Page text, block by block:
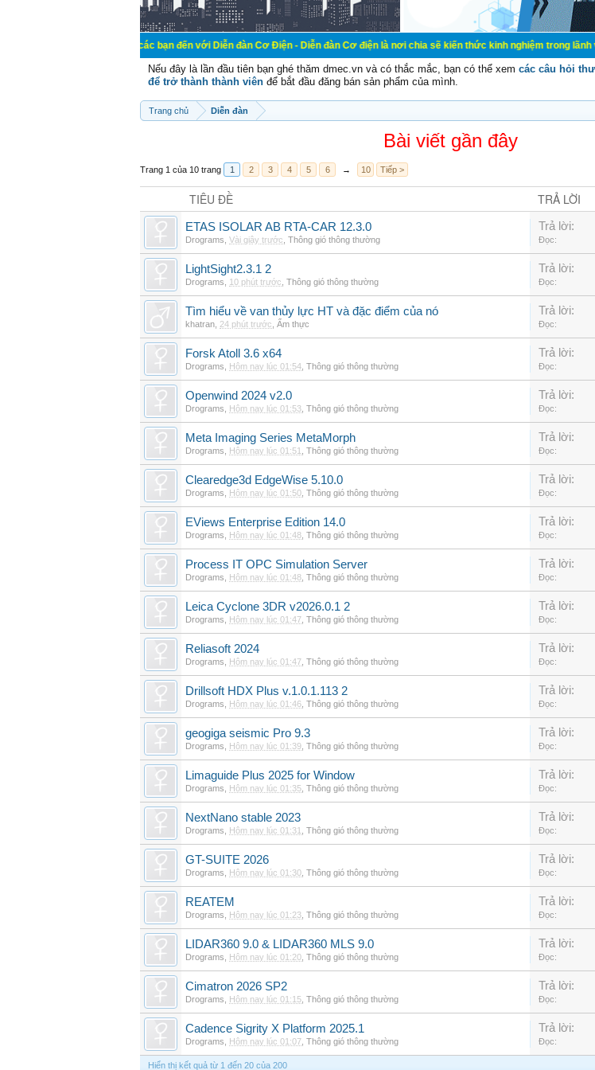
Chào mừng các bạn đến với Diễn đàn Cơ Điện - Diễn đàn Cơ điện là nơi chia sẽ kiến thức kinh nghiệm trong lãnh vực
Nếu đây là lần đầu tiên bạn ghé thăm dmec.vn và có thắc mắc, bạn có thể xem các câu hỏi
để trở thành thành viên để bắt đầu đăng bán sản phẩm của mình.
Trang chủ Diễn đàn
Bài viết gần đây
Trang 1 của 10 trang 1 2 3 4 5 6 → 10 Tiếp >
TIÊU ĐỀ TRẢ LỜI
ETAS ISOLAR AB RTA-CAR 12.3.0
Drograms Vài giây trước Thông gió thông thường
Trả lời:
Đọc:
LightSight2.3.1 2
Drograms 10 phút trước Thông gió thông thường
Trả lời:
Đọc:
Tìm hiểu về van thủy lực HT và đặc điểm của nó
khatran 24 phút trước Ẩm thực
Trả lời:
Đọc:
Forsk Atoll 3.6 x64
Drograms Hôm nay lúc 01:54 Thông gió thông thường
Trả lời:
Đọc:
Openwind 2024 v2.0
Drograms Hôm nay lúc 01:53 Thông gió thông thường
Trả lời:
Đọc:
Meta Imaging Series MetaMorph
Drograms Hôm nay lúc 01:51 Thông gió thông thường
Trả lời:
Đọc:
Clearedge3d EdgeWise 5.10.0
Drograms Hôm nay lúc 01:50 Thông gió thông thường
Trả lời:
Đọc:
EViews Enterprise Edition 14.0
Drograms Hôm nay lúc 01:48 Thông gió thông thường
Trả lời:
Đọc:
Process IT OPC Simulation Server
Drograms Hôm nay lúc 01:48 Thông gió thông thường
Trả lời:
Đọc:
Leica Cyclone 3DR v2026.0.1 2
Drograms Hôm nay lúc 01:47 Thông gió thông thường
Trả lời:
Đọc:
Reliasoft 2024
Drograms Hôm nay lúc 01:47 Thông gió thông thường
Trả lời:
Đọc:
Drillsoft HDX Plus v.1.0.1.113 2
Drograms Hôm nay lúc 01:46 Thông gió thông thường
Trả lời:
Đọc:
geogiga seismic Pro 9.3
Drograms Hôm nay lúc 01:39 Thông gió thông thường
Trả lời:
Đọc:
Limaguide Plus 2025 for Window
Drograms Hôm nay lúc 01:35 Thông gió thông thường
Trả lời:
Đọc:
NextNano stable 2023
Drograms Hôm nay lúc 01:31 Thông gió thông thường
Trả lời:
Đọc:
GT-SUITE 2026
Drograms Hôm nay lúc 01:30 Thông gió thông thường
Trả lời:
Đọc:
REATEM
Drograms Hôm nay lúc 01:23 Thông gió thông thường
Trả lời:
Đọc:
LIDAR360 9.0 & LIDAR360 MLS 9.0
Drograms Hôm nay lúc 01:20 Thông gió thông thường
Trả lời:
Đọc:
Cimatron 2026 SP2
Drograms Hôm nay lúc 01:15 Thông gió thông thường
Trả lời:
Đọc:
Cadence Sigrity X Platform 2025.1
Drograms Hôm nay lúc 01:07 Thông gió thông thường
Trả lời:
Đọc:
Hiển thị kết quả từ 1 đến 20 của 200